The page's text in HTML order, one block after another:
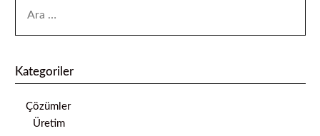
Kategoriler
Çözümler
Üretim